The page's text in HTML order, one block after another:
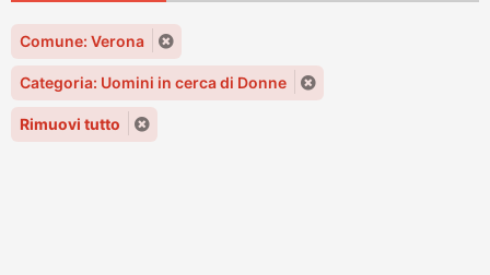
Comune: Verona
Categoria: Uomini in cerca di Donne
Rimuovi tutto